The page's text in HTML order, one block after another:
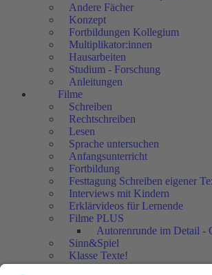
Andere Fächer
Konzept
Fortbildungen Kollegium
Multiplikator:innen
Hausarbeiten
Studium - Forschung
Anleitungen
Filme
Schreiben
Rechtschreiben
Lesen
Sprache untersuchen
Anfangsunterricht
Fortbildung
Festtagung Schreiben eigener
Interviews mit Kindern
Erklärvideos für Lernende
Filme PLUS
Autorenrunde im Detail -
Sinn&Spiel
Klasse Texte!
Filmausschnitte